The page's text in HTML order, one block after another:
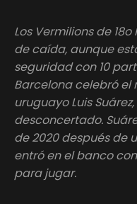
Los Vermilions de
de caída, aunque
seguridad con 10
Barcelona celebró el
uruguayo Luis
desconcertado.
de 2020 después de
entró en el banco
para jugar.